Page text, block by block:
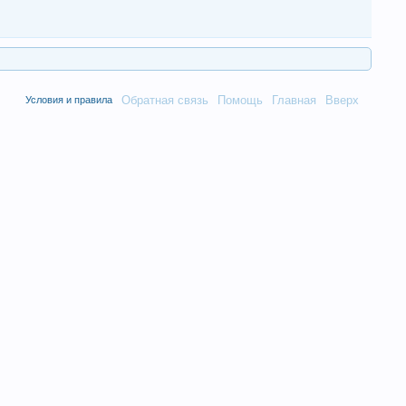
Обратная связь Помощь Главная Вверх
Условия и правила